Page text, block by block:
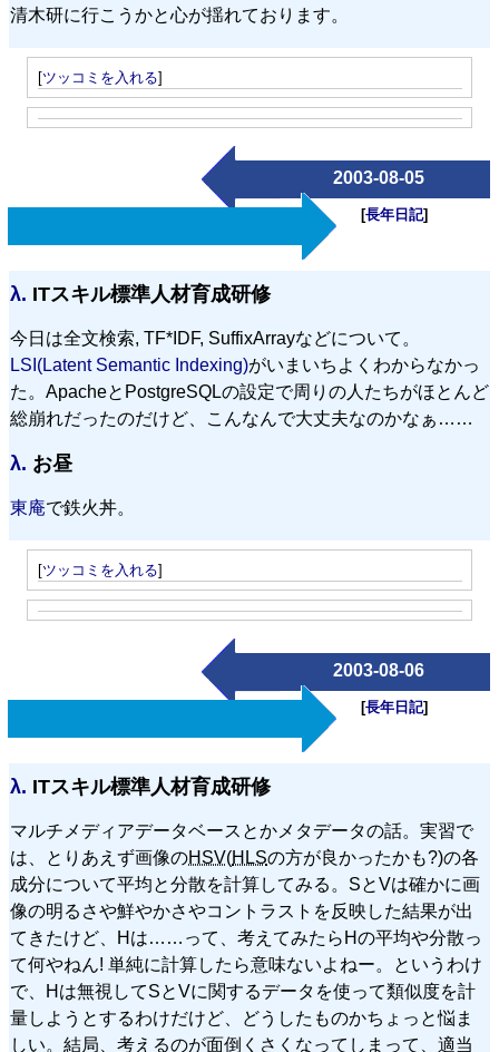
清木研に行こうかと心が揺れております。
[ツッコミを入れる]
2003-08-05
[長年日記]
λ. ITスキル標準人材育成研修
今日は全文検索, TF*IDF, SuffixArrayなどについて。
LSI(Latent Semantic Indexing)がいまいちよくわからなかっ
た。ApacheとPostgreSQLの設定で周りの人たちがほとんど
総崩れだったのだけど、こんなんで大丈夫なのかなぁ……
λ. お昼
東庵で鉄火丼。
[ツッコミを入れる]
2003-08-06
[長年日記]
λ. ITスキル標準人材育成研修
マルチメディアデータベースとかメタデータの話。実習で
は、とりあえず画像のHSV(HLSの方が良かったかも?)の各
成分について平均と分散を計算してみる。SとVは確かに画
像の明るさや鮮やかさやコントラストを反映した結果が出
てきたけど、Hは……って、考えてみたらHの平均や分散っ
て何やねん! 単純に計算したら意味ないよねー。というわけ
で、Hは無視してSとVに関するデータを使って類似度を計
量しようとするわけだけど、どうしたものかちょっと悩ま
しい。結局、考えるのが面倒くさくなってしまって、適当